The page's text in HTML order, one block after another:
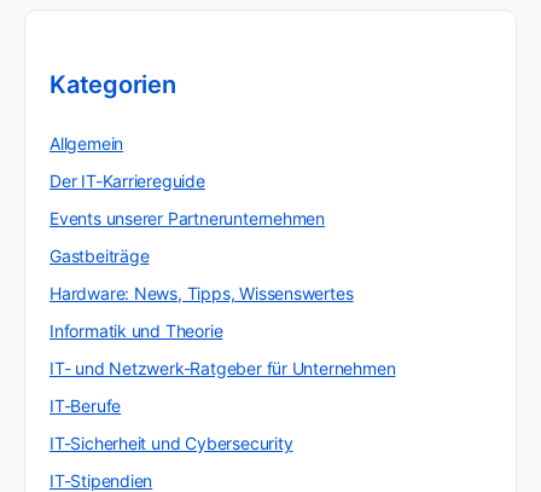
Kategorien
Allgemein
Der IT-Karriereguide
Events unserer Partnerunternehmen
Gastbeiträge
Hardware: News, Tipps, Wissenswertes
Informatik und Theorie
IT- und Netzwerk-Ratgeber für Unternehmen
IT-Berufe
IT-Sicherheit und Cybersecurity
IT-Stipendien